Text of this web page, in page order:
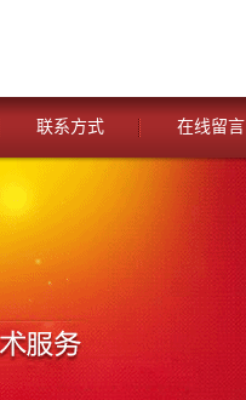
联系方式 在线留言